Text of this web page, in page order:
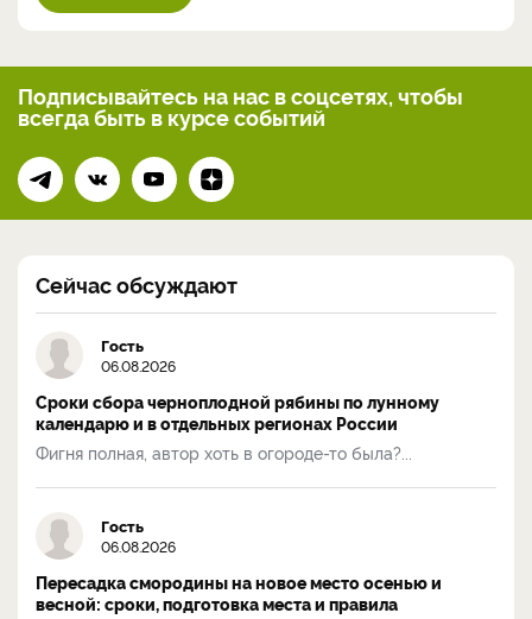
Подписывайтесь на нас в соцсетях, чтобы
всегдабыть в курсе событий
Сейчас обсуждают
Гость
06.08.2026
Сроки сбора черноплодной рябины по лунному
календарю и в отдельных регионах России
Фигня полная, автор хоть в огороде-то была?...
Гость
06.08.2026
Пересадка смородины на новое место осенью и
весной: сроки, подготовка места и правила